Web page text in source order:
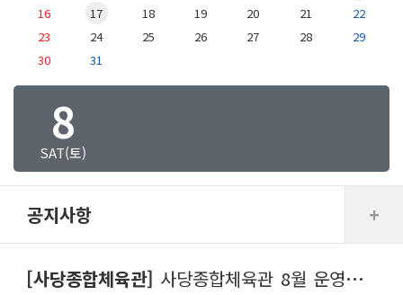
16
17 18 19 20 21
22
23
24 25 26 27 28
29
30
31
8
SAT(토)
공지사항
사당종합체육관 사당종합체육관 8월 운영일정 변경안내